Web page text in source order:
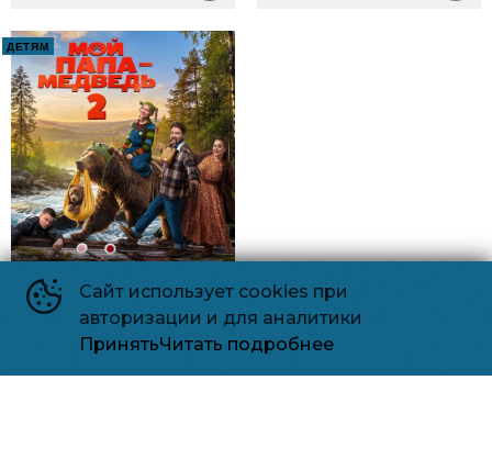
ДЕТЯМ
Сайт использует cookies при
авторизации и для аналитики
ПринятьЧитать подробнее